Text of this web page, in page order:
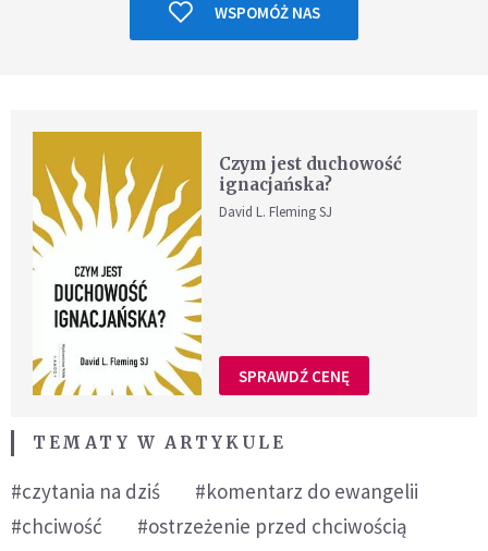
WSPOMÓŻ NAS
Czym jest duchowość
ignacjańska?
David L. Fleming SJ
SPRAWDŹ CENĘ
TEMATY W ARTYKULE
#czytania na dziś
#komentarz do ewangelii
#chciwość
#ostrzeżenie przed chciwością